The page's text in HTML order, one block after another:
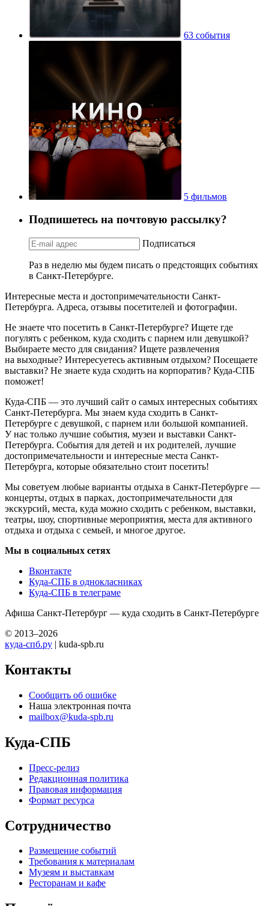
63 события
5 фильмов
Подпишетесь на почтовую рассылку?
Подписаться
Раз в неделю мы будем писать о предстоящих событиях
в Санкт-Петербурге.
Интересные места и достопримечательности Санкт-
Петербурга. Адреса, отзывы посетителей и фотографии.
Не знаете что посетить в Санкт-Петербурге? Ищете где
погулять с ребенком, куда сходить с парнем или девушкой?
Выбираете место для свидания? Ищете развлечения
на выходные? Интересуетесь активным отдыхом? Посещаете
выставки? Не знаете куда сходить на корпоратив? Куда-СПБ
поможет!
Куда-СПБ — это лучший сайт о самых интересных событиях
Санкт-Петербурга. Мы знаем куда сходить в Санкт-
Петербурге с девушкой, с парнем или большой компанией.
У нас только лучшие события, музеи и выставки Санкт-
Петербурга. События для детей и их родителей, лучшие
достопримечательности и интересные места Санкт-
Петербурга, которые обязательно стоит посетить!
Мы советуем любые варианты отдыха в Санкт-Петербурге —
концерты, отдых в парках, достопримечательности для
экскурсий, места, куда можно сходить с ребенком, выставки,
театры, шоу, спортивные мероприятия, места для активного
отдыха и отдыха с семьей, и многое другое.
Мы в социальных сетях
Вконтакте
Куда-СПБ в однокласниках
Куда-СПБ в телеграме
Афиша Санкт-Петербург — куда сходить в Санкт-Петербурге
© 2013–2026
куда-спб.ру | kuda-spb.ru
Контакты
Сообщить об ошибке
Наша электронная почта
mailbox@kuda-spb.ru
Куда-СПБ
Пресс-релиз
Редакционная политика
Правовая информация
Формат ресурса
Сотрудничество
Размещение событий
Требования к материалам
Музеям и выставкам
Ресторанам и кафе